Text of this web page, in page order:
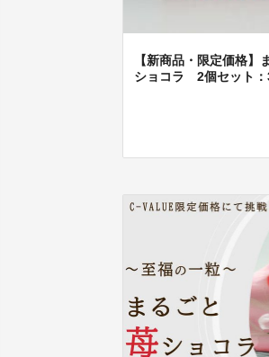
【新商品・限定価格】
ショコラ 2個セット：